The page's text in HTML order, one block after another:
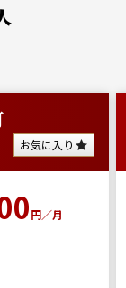
お気に入り
円／月